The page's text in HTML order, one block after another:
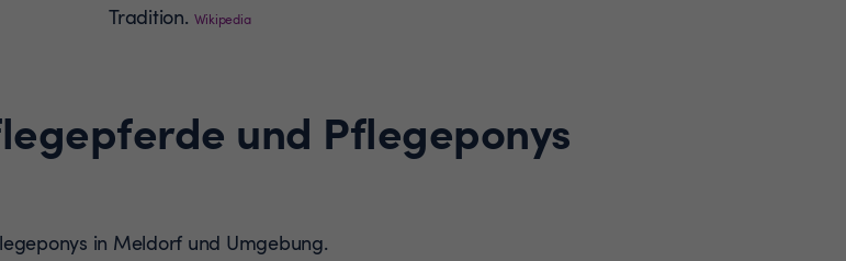
Tradition. Wikipedia
und Pflegeponys
in Meldorf und Umgebung.